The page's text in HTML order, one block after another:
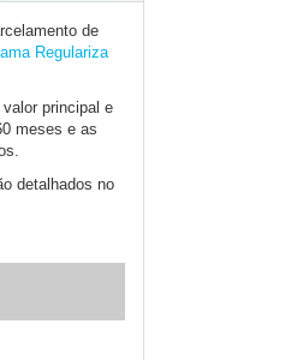
de
Regulariza
principal e
meses e as
detalhados no